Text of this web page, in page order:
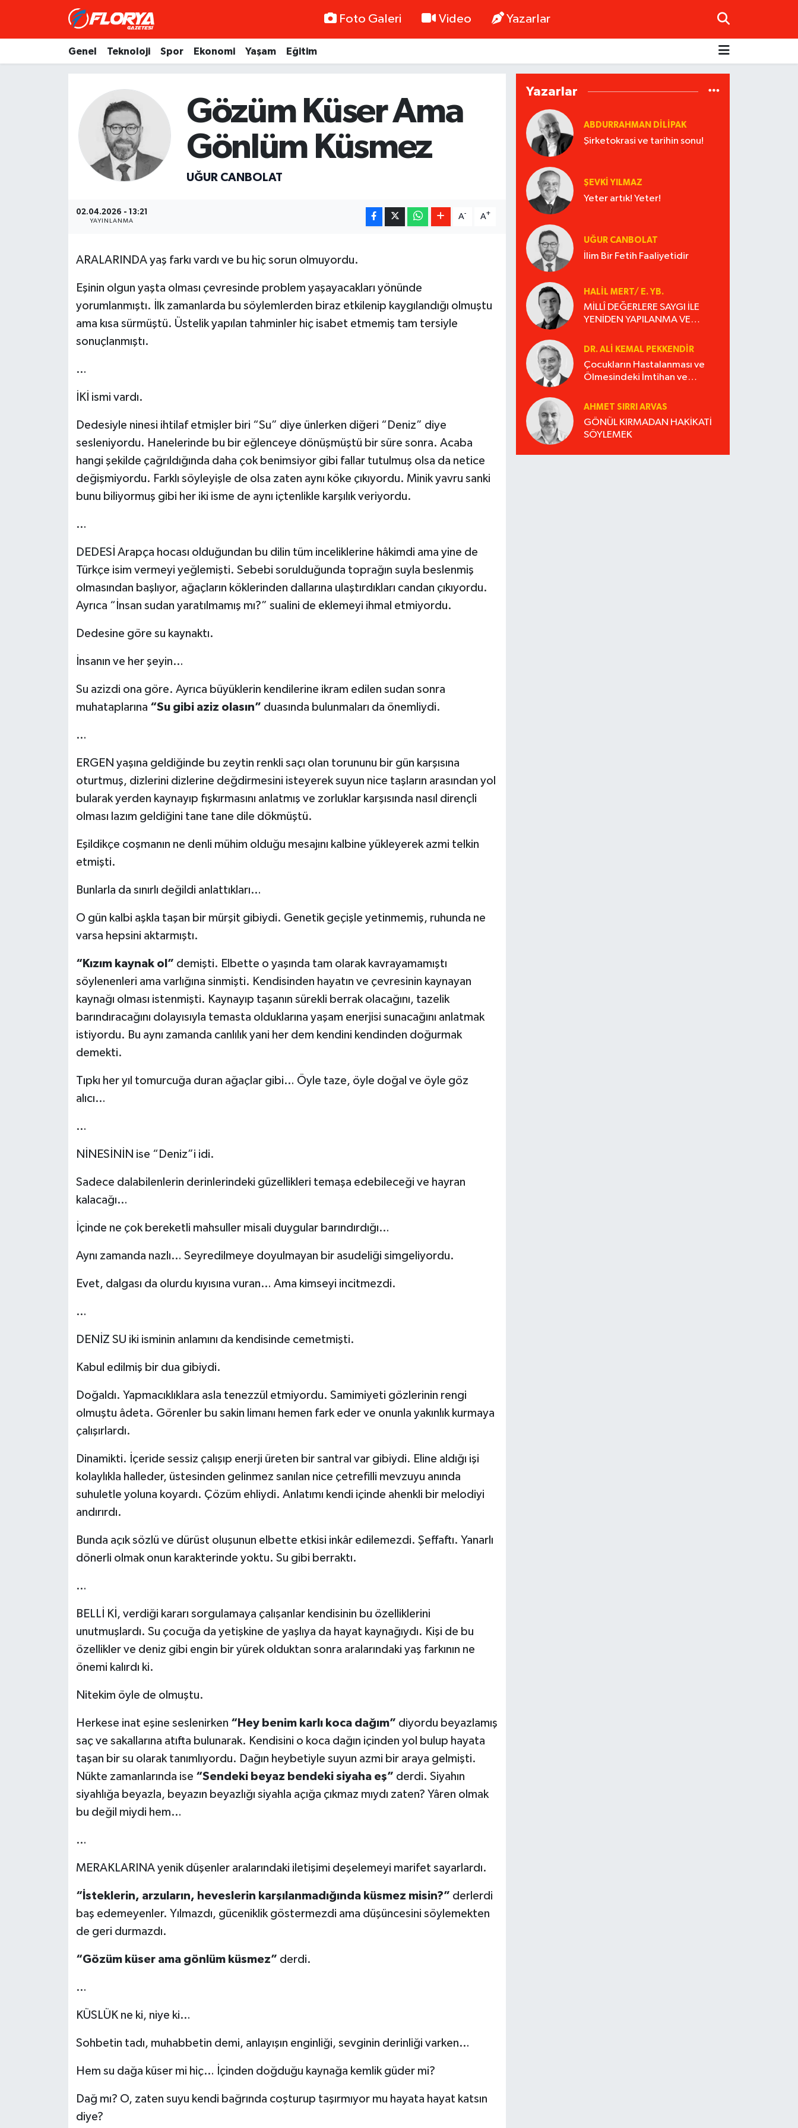
Foto Galeri Video Yazarlar
Genel Teknoloji Spor Ekonomi Yaşam Eğitim
Gözüm Küser Ama
Gönlüm Küsmez
UĞUR CANBOLAT
02.04.2026 - 13:21
YAYINLANMA
A- A+
ARALARINDA yaş farkı vardı ve bu hiç sorun olmuyordu.
Eşinin olgun yaşta olması çevresinde problem yaşayacakları yönünde
yorumlanmıştı. İlk zamanlarda bu söylemlerden biraz etkilenip kaygılandığı olmuştu
ama kısa sürmüştü. Üstelik yapılan tahminler hiç isabet etmemiş tam tersiyle
sonuçlanmıştı.
…
İKİ ismi vardı.
Dedesiyle ninesi ihtilaf etmişler biri “Su” diye ünlerken diğeri “Deniz” diye
sesleniyordu. Hanelerinde bu bir eğlenceye dönüşmüştü bir süre sonra. Acaba
hangi şekilde çağrıldığında daha çok benimsiyor gibi fallar tutulmuş olsa da netice
değişmiyordu. Farklı söyleyişle de olsa zaten aynı köke çıkıyordu. Minik yavru sanki
bunu biliyormuş gibi her iki isme de aynı içtenlikle karşılık veriyordu.
…
DEDESİ Arapça hocası olduğundan bu dilin tüm inceliklerine hâkimdi ama yine de
Türkçe isim vermeyi yeğlemişti. Sebebi sorulduğunda toprağın suyla beslenmiş
olmasından başlıyor, ağaçların köklerinden dallarına ulaştırdıkları candan çıkıyordu.
Ayrıca “İnsan sudan yaratılmamış mı?” sualini de eklemeyi ihmal etmiyordu.
Dedesine göre su kaynaktı.
İnsanın ve her şeyin…
Su azizdi ona göre. Ayrıca büyüklerin kendilerine ikram edilen sudan sonra
muhataplarına “Su gibi aziz olasın” duasında bulunmaları da önemliydi.
…
ERGEN yaşına geldiğinde bu zeytin renkli saçı olan torununu bir gün karşısına
oturtmuş, dizlerini dizlerine değdirmesini isteyerek suyun nice taşların arasından yol
bularak yerden kaynayıp fışkırmasını anlatmış ve zorluklar karşısında nasıl dirençli
olması lazım geldiğini tane tane dile dökmüştü.
Eşildikçe coşmanın ne denli mühim olduğu mesajını kalbine yükleyerek azmi telkin
etmişti.
Bunlarla da sınırlı değildi anlattıkları…
O gün kalbi aşkla taşan bir mürşit gibiydi. Genetik geçişle yetinmemiş, ruhunda ne
varsa hepsini aktarmıştı.
“Kızım kaynak ol” demişti. Elbette o yaşında tam olarak kavrayamamıştı
söylenenleri ama varlığına sinmişti. Kendisinden hayatın ve çevresinin kaynayan
kaynağı olması istenmişti. Kaynayıp taşanın sürekli berrak olacağını, tazelik
barındıracağını dolayısıyla temasta olduklarına yaşam enerjisi sunacağını anlatmak
istiyordu. Bu aynı zamanda canlılık yani her dem kendini kendinden doğurmak
demekti.
Tıpkı her yıl tomurcuğa duran ağaçlar gibi… Öyle taze, öyle doğal ve öyle göz
alıcı…
…
NİNESİNİN ise “Deniz”i idi.
Sadece dalabilenlerin derinlerindeki güzellikleri temaşa edebileceği ve hayran
kalacağı…
İçinde ne çok bereketli mahsuller misali duygular barındırdığı…
Aynı zamanda nazlı… Seyredilmeye doyulmayan bir asudeliği simgeliyordu.
Evet, dalgası da olurdu kıyısına vuran… Ama kimseyi incitmezdi.
…
DENİZ SU iki isminin anlamını da kendisinde cemetmişti.
Kabul edilmiş bir dua gibiydi.
Doğaldı. Yapmacıklıklara asla tenezzül etmiyordu. Samimiyeti gözlerinin rengi
olmuştu âdeta. Görenler bu sakin limanı hemen fark eder ve onunla yakınlık kurmaya
çalışırlardı.
Dinamikti. İçeride sessiz çalışıp enerji üreten bir santral var gibiydi. Eline aldığı işi
kolaylıkla halleder, üstesinden gelinmez sanılan nice çetrefilli mevzuyu anında
suhuletle yoluna koyardı. Çözüm ehliydi. Anlatımı kendi içinde ahenkli bir melodiyi
andırırdı.
Bunda açık sözlü ve dürüst oluşunun elbette etkisi inkâr edilemezdi. Şeffaftı. Yanarlı
dönerli olmak onun karakterinde yoktu. Su gibi berraktı.
…
BELLİ Kİ, verdiği kararı sorgulamaya çalışanlar kendisinin bu özelliklerini
unutmuşlardı. Su çocuğa da yetişkine de yaşlıya da hayat kaynağıydı. Kişi de bu
özellikler ve deniz gibi engin bir yürek olduktan sonra aralarındaki yaş farkının ne
önemi kalırdı ki.
Nitekim öyle de olmuştu.
Herkese inat eşine seslenirken “Hey benim karlı koca dağım” diyordu beyazlamış
saç ve sakallarına atıfta bulunarak. Kendisini o koca dağın içinden yol bulup hayata
taşan bir su olarak tanımlıyordu. Dağın heybetiyle suyun azmi bir araya gelmişti.
Nükte zamanlarında ise “Sendeki beyaz bendeki siyaha eş” derdi. Siyahın
siyahlığa beyazla, beyazın beyazlığı siyahla açığa çıkmaz mıydı zaten? Yâren olmak
bu değil miydi hem…
…
MERAKLARINA yenik düşenler aralarındaki iletişimi deşelemeyi marifet sayarlardı.
“İsteklerin, arzuların, heveslerin karşılanmadığında küsmez misin?” derlerdi
baş edemeyenler. Yılmazdı, güceniklik göstermezdi ama düşüncesini söylemekten
de geri durmazdı.
“Gözüm küser ama gönlüm küsmez” derdi.
…
KÜSLÜK ne ki, niye ki…
Sohbetin tadı, muhabbetin demi, anlayışın enginliği, sevginin derinliği varken…
Hem su dağa küser mi hiç… İçinden doğduğu kaynağa kemlik güder mi?
Dağ mı? O, zaten suyu kendi bağrında coşturup taşırmıyor mu hayata hayat katsın
diye?
Yazarlar
ABDURRAHMAN DILIPAK
Şirketokrasi ve tarihin sonu!
ŞEVKİ YILMAZ
Yeter artık! Yeter!
UĞUR CANBOLAT
İlim Bir Fetih Faaliyetidir
HALIL MERT/ E. YB.
MİLLÎ DEĞERLERE SAYGI İLE
YENİDEN YAPILANMA VE
DR. ALI KEMAL PEKKENDIR
Çocukların Hastalanması ve
Ölmesindeki İmtihan ve
AHMET SIRRI ARVAS
GÖNÜL KIRMADAN HAKİKATİ
SÖYLEMEK
Süper Lig Puan Durumu ve Fikstür
Tüm Manşetler
Son Dakika Haberleri